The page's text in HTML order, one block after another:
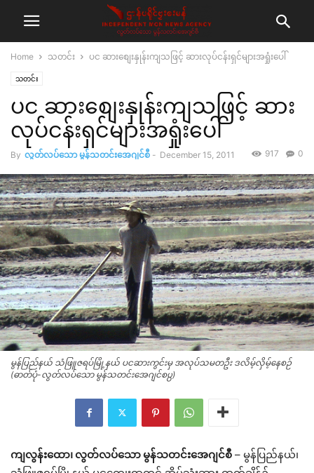
Home သတင်း ပင ဆားစျေးနှုန်းကျသဖြင့် ဆားလုပ်ငန်းရှင်များအရှုံးပေါ်
သတင်း
ပင ဆားစျေးနှုန်းကျသဖြင့် ဆား
လုပ်ငန်းရှင်များအရှုံးပေါ်
By လွတ်လပ်သော မွန်သတင်းအေဂျင်စီ - December 15, 2011 0
917
မွန်ပြည်နယ် သံဖြူဇရပ်မြို့နယ် ပငဆားကွင်းမှ အလုပ်သမတဦး ဒလိမ့်လှိမ့်နေစဉ်
(ဓာတ်ပုံ-လွတ်လပ်သော မွန်သတင်းအေဂျင်စ႘)
ကျလွန်းထော၊ လွတ်လပ်သော မွန်သတင်းအေဂျင်စီ – မွန်ပြည်နယ်၊